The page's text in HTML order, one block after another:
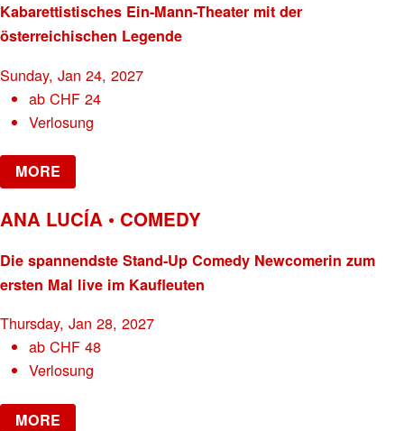
Kabarettistisches Ein-Mann-Theater mit der
österreichischen Legende
Sunday, Jan 24, 2027
abCHF 24
Verlosung
MORE
ANA LUCÍA • COMEDY
Die spannendste Stand-Up Comedy Newcomerin zum
ersten Mal live im Kaufleuten
Thursday, Jan 28, 2027
abCHF 48
Verlosung
MORE